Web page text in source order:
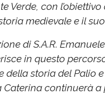
Verde, con
medievale e il
di S.A.R.
in questo
della storia del Palio
Caterina continuerà a